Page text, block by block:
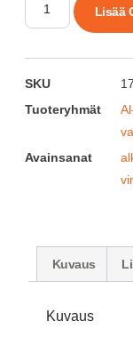
Lisää
SKU
Tuoteryhmät
Avainsanat
Kuvaus
Kuvaus